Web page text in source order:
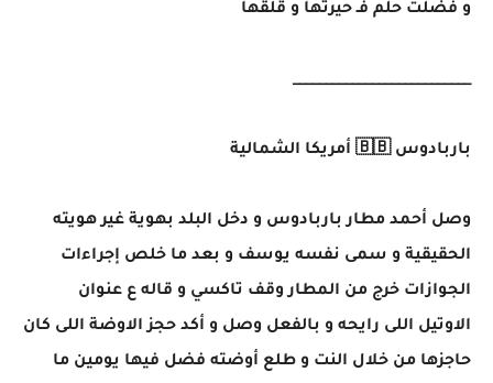
و فضلت حلم فـ حيرتها و قلقها
___________________________
باربادوس 🇧🇧 أمريكا الشمالية
وصل أحمد مطار باربادوس و دخل البلد بهوية غير هويته
الحقيقية و سمى نفسه يوسف و بعد ما خلص إجراءات
الجوازات خرج من المطار وقف تاكسي و قاله ع عنوان
الاوتيل اللى رايحه و بالفعل وصل و أكد حجز الاوضة اللى كان
حاجزها من خلال النت و طلع أوضته فضل فيها يومين ما